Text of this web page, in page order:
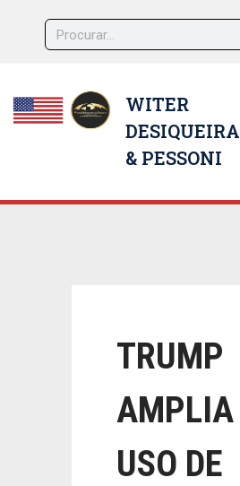
WITER
DESIQUEIRA
& PESSONI
TRUMP
AMPLIA
USO DE